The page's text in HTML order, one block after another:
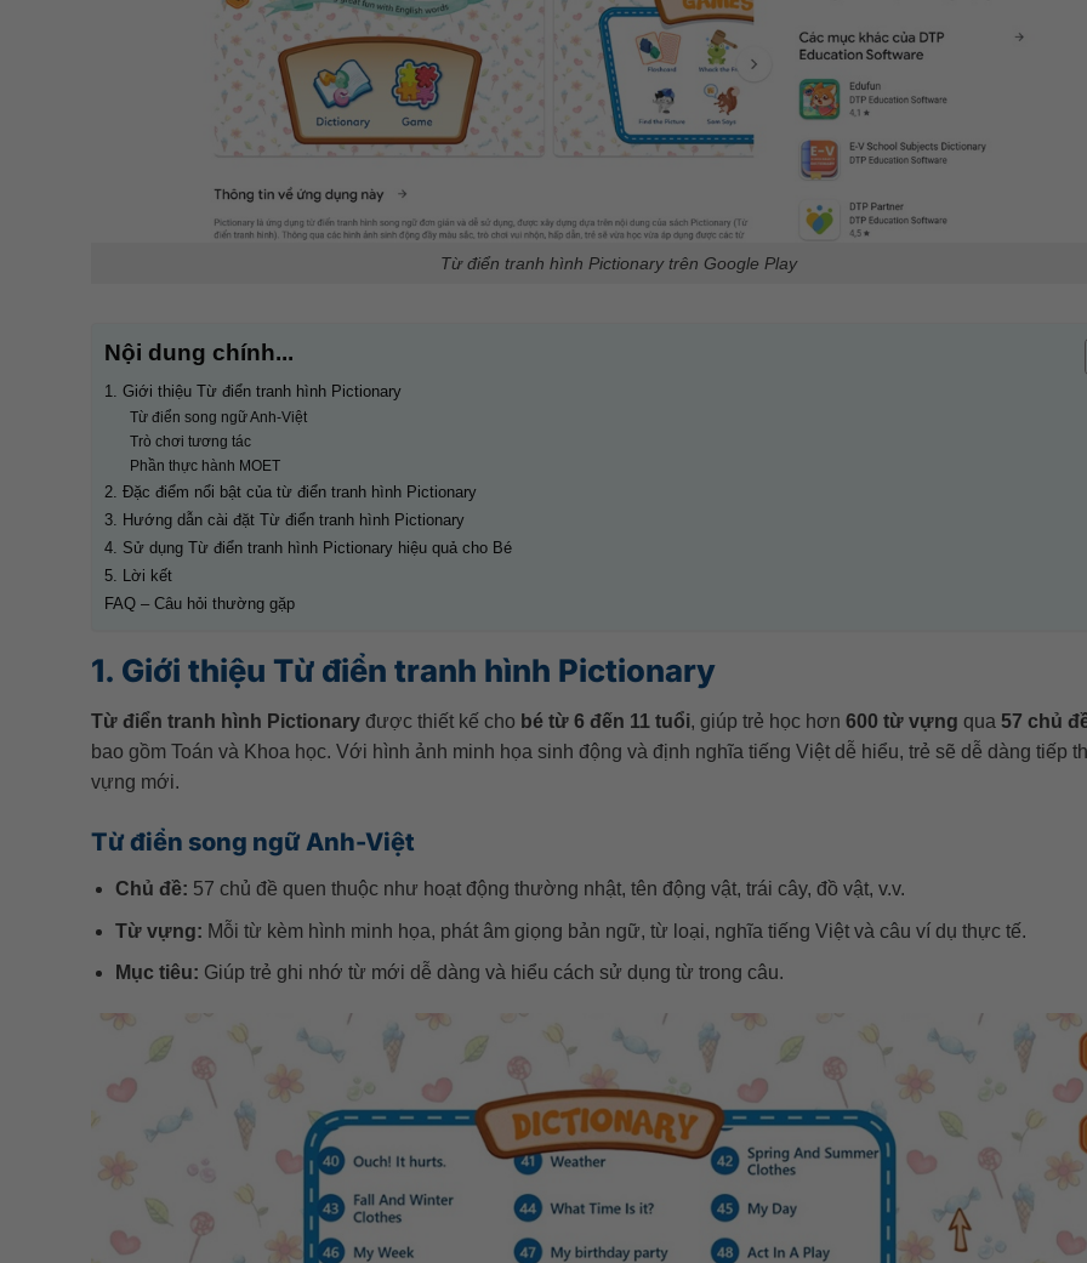
Từ điển tranh hình Pictionary trên Google Play
Nội dung chính...
1. Giới thiệu Từ điển tranh hình Pictionary
Từ điển song ngữ Anh-Việt
Trò chơi tương tác
Phần thực hành MOET
2. Đặc điểm nổi bật của từ điển tranh hình Pictionary
3. Hướng dẫn cài đặt Từ điển tranh hình Pictionary
4. Sử dụng Từ điển tranh hình Pictionary hiệu quả cho Bé
5. Lời kết
FAQ – Câu hỏi thường gặp
1. Giới thiệu Từ điển tranh hình Pictionary
Từ điển tranh hình Pictionaryđược thiết kế cho bé từ 6 đến 11 tuổi, giúp trẻ học hơn 600 từ vựng qua 57 chủ
bao gồm Toán và Khoa học. Với hình ảnh minh họa sinh động và định nghĩa tiếng Việt dễ hiểu, trẻ sẽ dễ dàng tiếp
vựng mới.
Từ điển song ngữ Anh-Việt
Chủ đề: 57 chủ đề quen thuộc như hoạt động thường nhật, tên động vật, trái cây, đồ vật, v.v.
Từ vựng: Mỗi từ kèm hình minh họa, phát âm giọng bản ngữ, từ loại, nghĩa tiếng Việt và câu ví dụ thực tế.
Mục tiêu: Giúp trẻ ghi nhớ từ mới dễ dàng và hiểu cách sử dụng từ trong câu.